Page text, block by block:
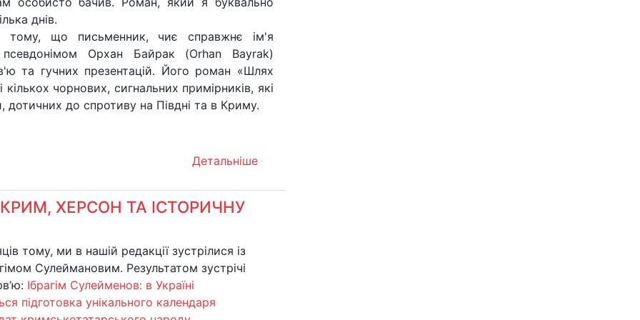
днів.
тому, що письменник, чиє справжнє ім'я
Орхан Байрак (Orhan Bayrak)
та гучних презентацій. Його роман «Шлях
чорнових, сигнальних примірників, які
до спротиву на Півдні та в Криму.
Детальніше
ХЕРСОН ТА ІСТОРИЧНУ
тому, ми в нашій редакції зустрілися із
Сулеймановим. Результатом зустрічі
Ібрагім Сулейменов: в Україні
підготовка унікального календаря